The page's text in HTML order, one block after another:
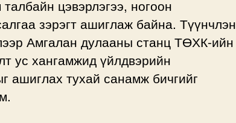
цэвэрлэгээ, ногоон
зэрэгт ашиглаж байна. Түүнчлэн
Амгалан дулааны станц ТӨХК-ийн
ус хангамжид үйлдвэрийн
ашиглах тухай санамж бичгийг